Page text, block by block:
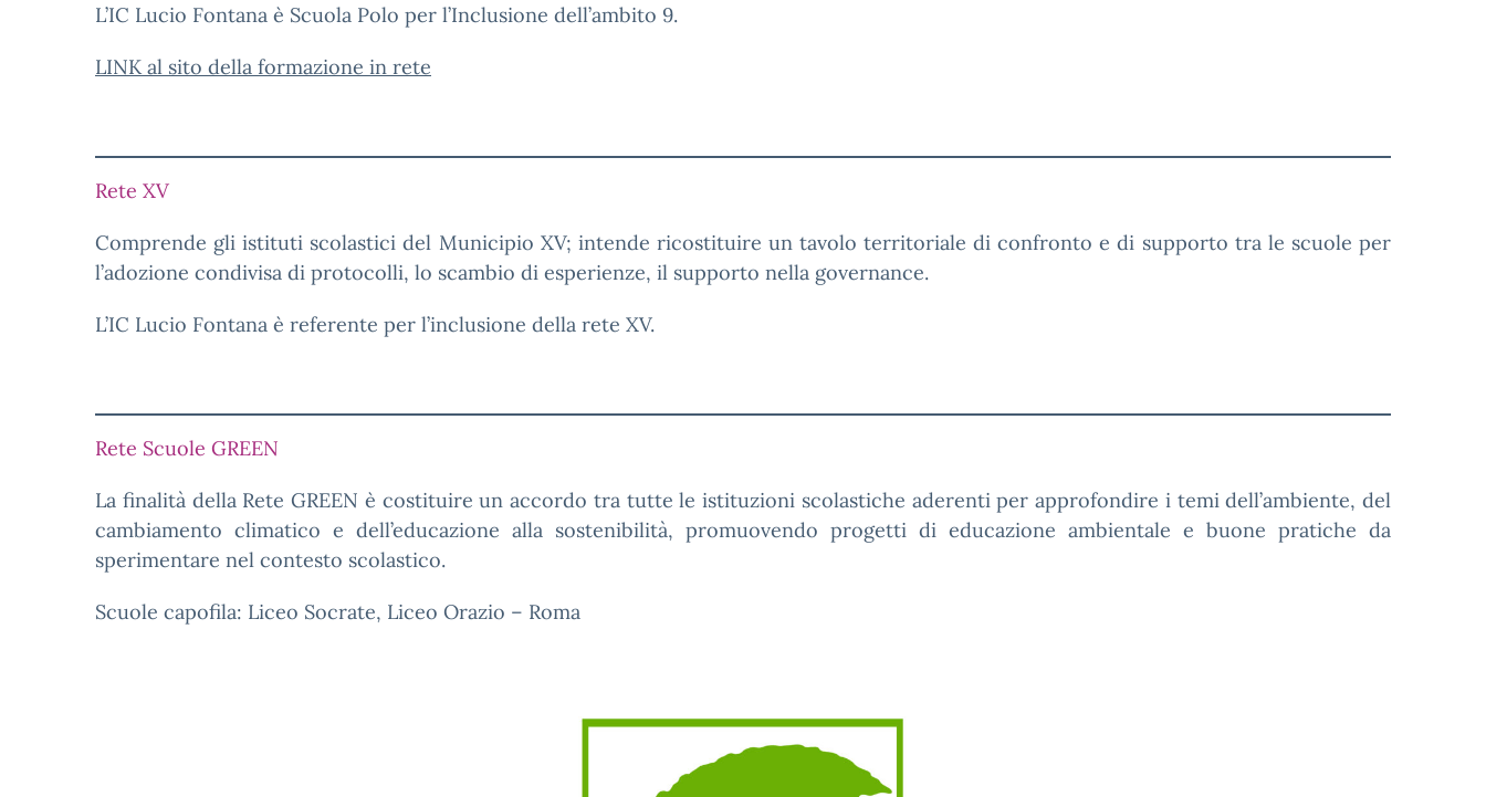
L’IC Lucio Fontana è Scuola Polo per l’Inclusione dell’ambito 9.
LINK al sito della formazione in rete
Rete XV
Comprende gli istituti scolastici del Municipio XV; intende ricostituire un tavolo territoriale di confronto e di supporto tra le scuole per
l’adozione condivisa di protocolli, lo scambio di esperienze, il supporto nella governance.
L’IC Lucio Fontana è referente per l’inclusione della rete XV.
Rete Scuole GREEN
La finalità della Rete GREEN è costituire un accordo tra tutte le istituzioni scolastiche aderenti per approfondire i temi dell’ambiente, del
cambiamento climatico e dell’educazione alla sostenibilità, promuovendo progetti di educazione ambientale e buone pratiche da
sperimentare nel contesto scolastico.
Scuole capofila: Liceo Socrate, Liceo Orazio – Roma